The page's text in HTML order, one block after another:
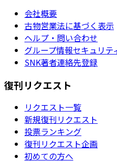
会社概要
古物営業法に基づく表示
ヘルプ・問い合わせ
グループ情報セキュリテ
SNK著者連絡先登録
復刊リクエスト
リクエスト一覧
新規復刊リクエスト
投票ランキング
復刊リクエスト企画
初めての方へ